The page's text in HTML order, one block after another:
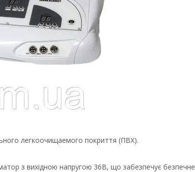
легкоочищаемого покриття (ПВХ).
з вихідною напругою 36В, що забезпечує безпечне